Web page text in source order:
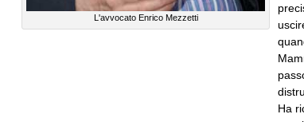
L'avvocato Enrico Mezzetti
Ha